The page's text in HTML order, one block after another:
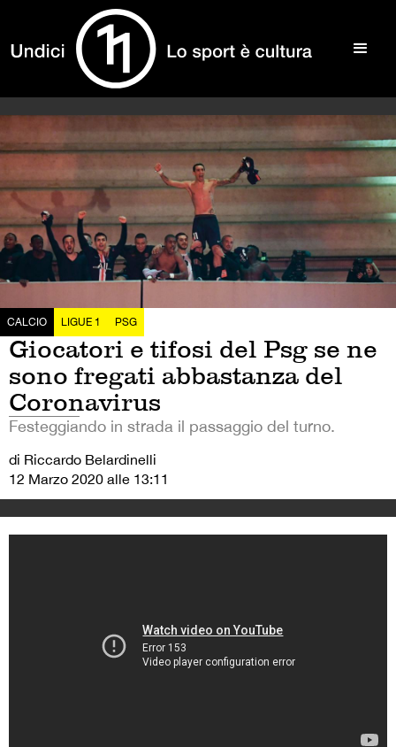
CALCIO LIGUE 1 PSG
Giocatori e tifosi del Psg se ne
sono fregati abbastanza del
Coronavirus
Festeggiando in strada il passaggio del turno.
di Riccardo Belardinelli
12 Marzo 2020 alle 13:11